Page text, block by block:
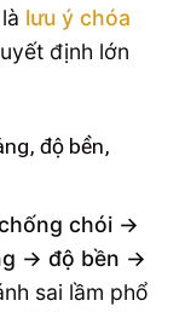
lưu ý chóa
định lớn
độ bền,
chói →
→ độ bền →
sai lầm phổ